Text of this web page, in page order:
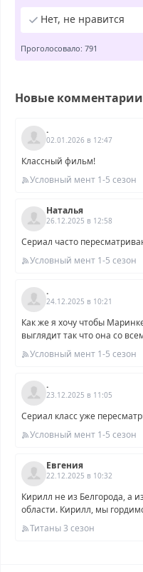
Нет, не нравится
Проголосовало: 791
Новые комментарии
.
02.01.2026 в 12:47
Классный фильм!
Условный мент 1-5 сезон
Наталья
26.12.2025 в 12:58
Сериал часто
Условный мент 1-5 сезон
.
24.12.2025 в 10:21
Как же я хочу чтобы
выглядит так что она со
Условный мент 1-5 сезон
.
23.12.2025 в 11:05
Сериал класс уже
Условный мент 1-5 сезон
Евгения
22.12.2025 в 10:32
Кирилл не из Белгорода, а
области. Кирилл, мы
Титаны 3 сезон